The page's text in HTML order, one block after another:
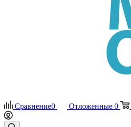
Сравнение0 Отложенные 0